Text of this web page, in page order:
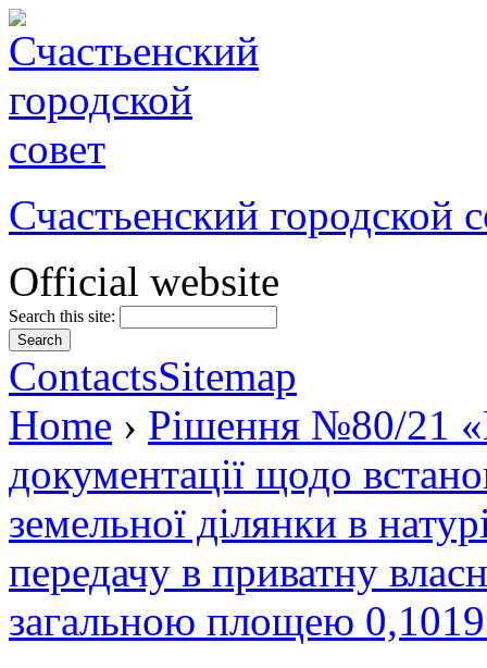
Счастьенский городской
Official website
Search this site:
ContactsSitemap
Home › Рішення №80/21
документації щодо
земельної ділянки в
передачу в приватну
загальною площею